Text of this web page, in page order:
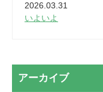
2026.03.31
いよいよ
2026.03.20
なぎなた
アーカイブ